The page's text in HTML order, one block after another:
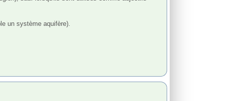
un système aquifère).